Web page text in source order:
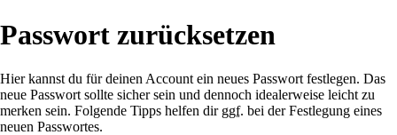
Passwort zurücksetzen
Hier kannst du für deinen Account ein neues Passwort festlegen. Das
neue Passwort sollte sicher sein und dennoch idealerweise leicht zu
merken sein. Folgende Tipps helfen dir ggf. bei der Festlegung eines
neuen Passwortes.